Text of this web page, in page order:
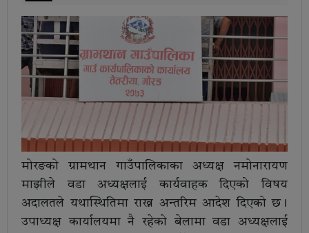
मोरङको ग्रामथान गाउँपालिकाका अध्यक्ष नमोनारायण
माझीले वडा अध्यक्षलाई कार्यवाहक दिएको विषय
अदालतले यथास्थितिमा राख्न अन्तरिम आदेश दिएको छ।
उपाध्यक्ष कार्यालयमा नै रहेको बेलामा वडा अध्यक्षलाई